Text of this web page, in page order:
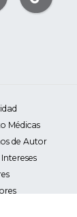
Médicas
de Autor